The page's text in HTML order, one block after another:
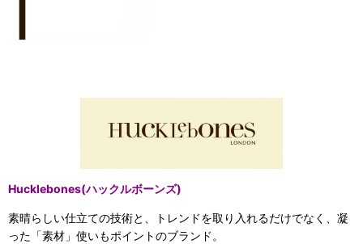
Hucklebones(ハックルボーンズ)
素晴らしい仕立ての技術と、トレンドを取り入れるだけでなく、凝
った「素材」使いもポイントのブランド。